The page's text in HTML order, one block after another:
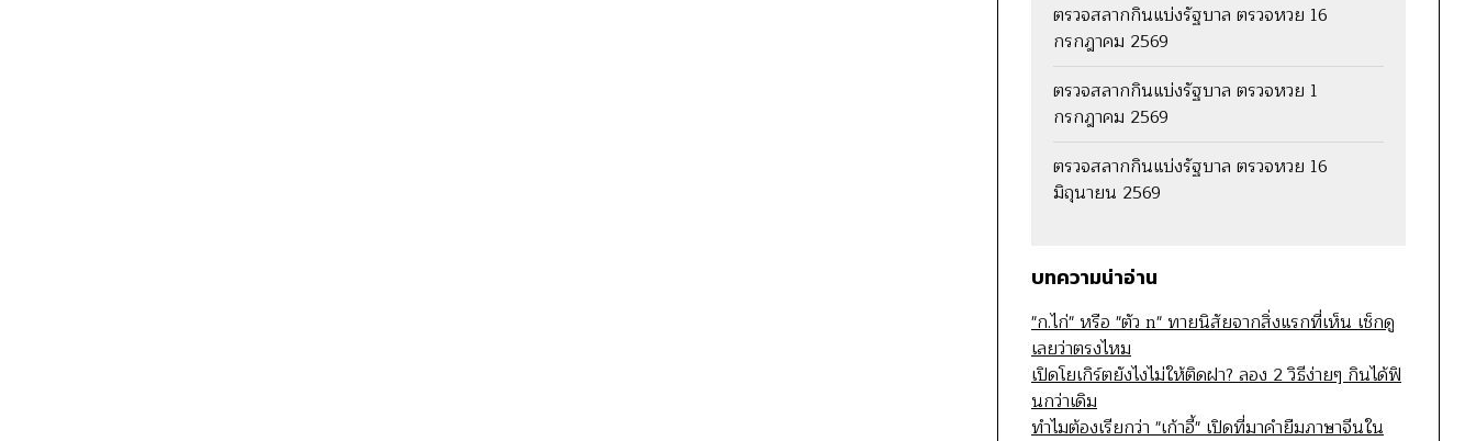
ตรวจสลากกินแบ่งรัฐบาล ตรวจหวย 16
กรกฎาคม 2569
ตรวจสลากกินแบ่งรัฐบาล ตรวจหวย 1
กรกฎาคม 2569
ตรวจสลากกินแบ่งรัฐบาล ตรวจหวย 16
มิถุนายน 2569
บทความน่าอ่าน
"ก.ไก่" หรือ "ตัว n" ทายนิสัยจากสิ่งแรกที่เห็น เช็กดู
เลยว่าตรงไหม
เปิดโยเกิร์ตยังไงไม่ให้ติดฝา? ลอง 2 วิธีง่ายๆ กินได้ฟิ
นกว่าเดิม
ทำไมต้องเรียกว่า "เก้าอี้" เปิดที่มาคำยืมภาษาจีนใน